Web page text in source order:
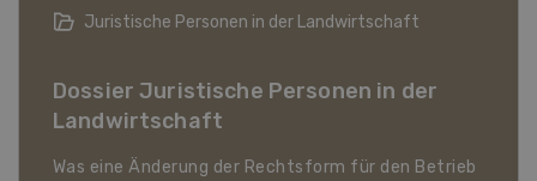
Bio-Artikel
Dossier Bio-Artikel